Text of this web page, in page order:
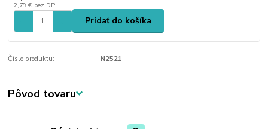
2,79 € bez DPH
Pridať do košíka
Číslo produktu: N2521
Pôvod tovaru